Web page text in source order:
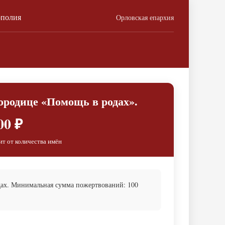
Орловская епархия
«Помощь в родах».
₽
от количества имён
Минимальная сумма пожертвований: 100